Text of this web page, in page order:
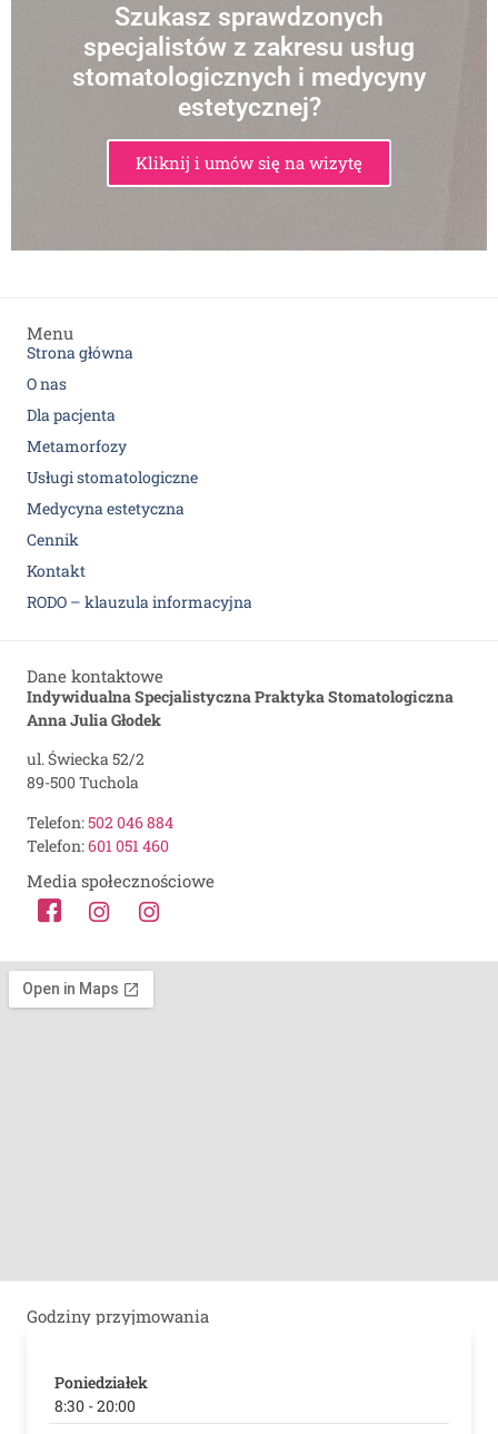
Szukasz sprawdzonych
specjalistów z zakresu usług
stomatologicznych i medycyny
estetycznej?
Kliknij i umów się na wizytę
Menu
Strona główna
O nas
Dla pacjenta
Metamorfozy
Usługi stomatologiczne
Medycyna estetyczna
Cennik
Kontakt
RODO – klauzula informacyjna
Dane kontaktowe
Indywidualna Specjalistyczna Praktyka Stomatologiczna
Anna Julia Głodek
ul. Świecka 52/2
89-500 Tuchola
Telefon:502 046 884
Telefon:601 051 460
Media społecznościowe
Godziny przyjmowania
Poniedziałek
8:30 - 20:00